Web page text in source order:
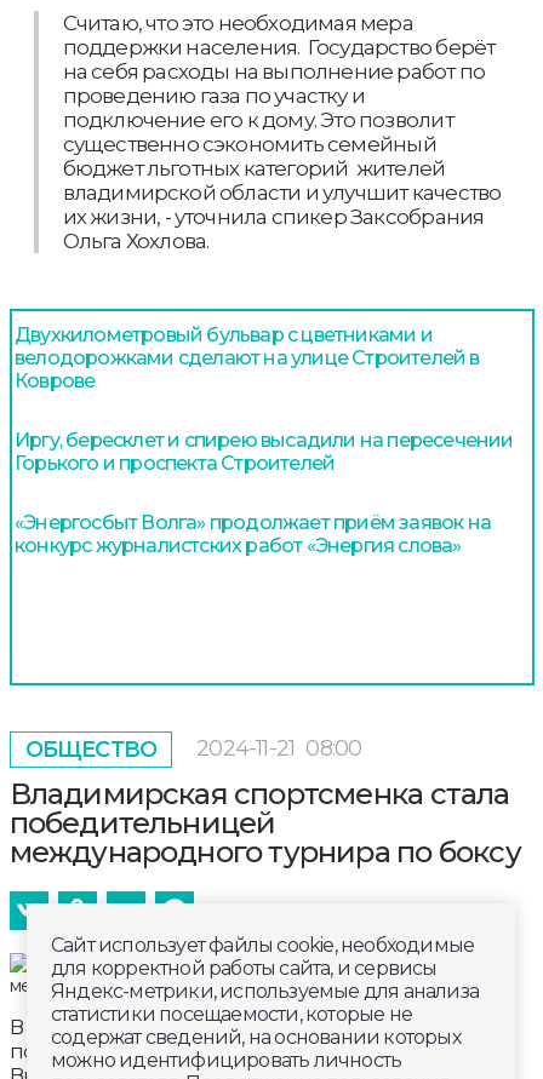
Считаю, что это необходимая мера
поддержки населения. Государство берёт
на себя расходы на выполнение работ по
проведению газа по участку и
подключение его к дому. Это позволит
существенно сэкономить семейный
бюджет льготных категорий жителей
владимирской области и улучшит качество
их жизни, - уточнила спикер Заксобрания
Ольга Хохлова.
Двухкилометровый бульвар с цветниками и
велодорожками сделают на улице Строителей в
Коврове
Иргу, бересклет и спирею высадили на пересечении
Горького и проспекта Строителей
«Энергосбыт Волга» продолжает приём заявок на
конкурс журналистских работ «Энергия слова»
ОБЩЕСТВО 2024-11-21 08:00
Владимирская спортсменка стала
победительницей
международного турнира по боксу
В Минске завершился традиционный турнир,
посвященный памяти Героя Советского Союза
Сайт использует файлы cookie, необходимые
для корректной работы сайта, и сервисы
Яндекс-метрики, используемые для анализа
статистики посещаемости, которые не
содержат сведений, на основании которых
можно идентифицировать личность